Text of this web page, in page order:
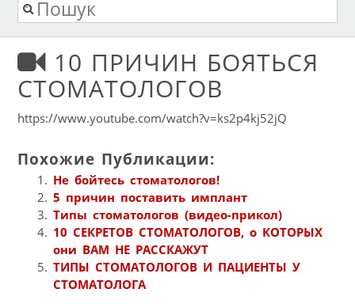
Перейти до змісту
Пошук
10 ПРИЧИН БОЯТЬСЯ
СТОМАТОЛОГОВ
https://www.youtube.com/watch?v=ks2p4kj52jQ
Похожие Публикации:
Не бойтесь стоматологов!
5 причин поставить имплант
Типы стоматологов (видео-прикол)
10 СЕКРЕТОВ СТОМАТОЛОГОВ, о КОТОРЫХ
они ВАМ НЕ РАССКАЖУТ
ТИПЫ СТОМАТОЛОГОВ И ПАЦИЕНТЫ У
СТОМАТОЛОГА